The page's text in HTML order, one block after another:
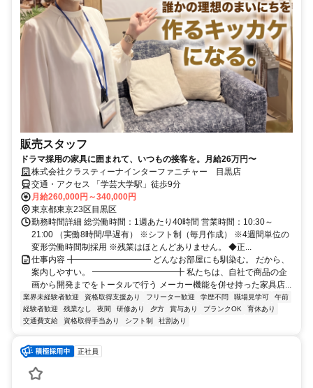
販売スタッフ
ドラマ採用の家具に囲まれて、いつもの接客を。月給26万円〜
株式会社クラスティーナインターファニチャー 目黒店
交通・アクセス 「学芸大学駅」徒歩9分
月給260,000円～340,000円
東京都東京23区目黒区
勤務時間詳細 総労働時間：1週あたり40時間 営業時間：10:30～
21:00 （実働8時間/早遅有） ※シフト制（毎月作成） ※4週間単位の
変形労働時間制採用 ※残業はほとんどありません。 ◆正...
仕事内容 ╋━━━━━━━━━ どんなお部屋にも馴染む。 だから、
案内しやすい。 ━━━━━━━━━━╋ 私たちは、自社で商品の企
画から開発までをトータルで行う メーカー機能を併せ持った家具店...
業界未経験者歓迎 資格取得支援あり フリーター歓迎 学歴不問 職場見学可
午前
経験者歓迎
残業なし 夜間 研修あり 夕方 賞与あり ブランクOK
育休あり
交通費支給
資格取得手当あり シフト制 社割あり
正社員